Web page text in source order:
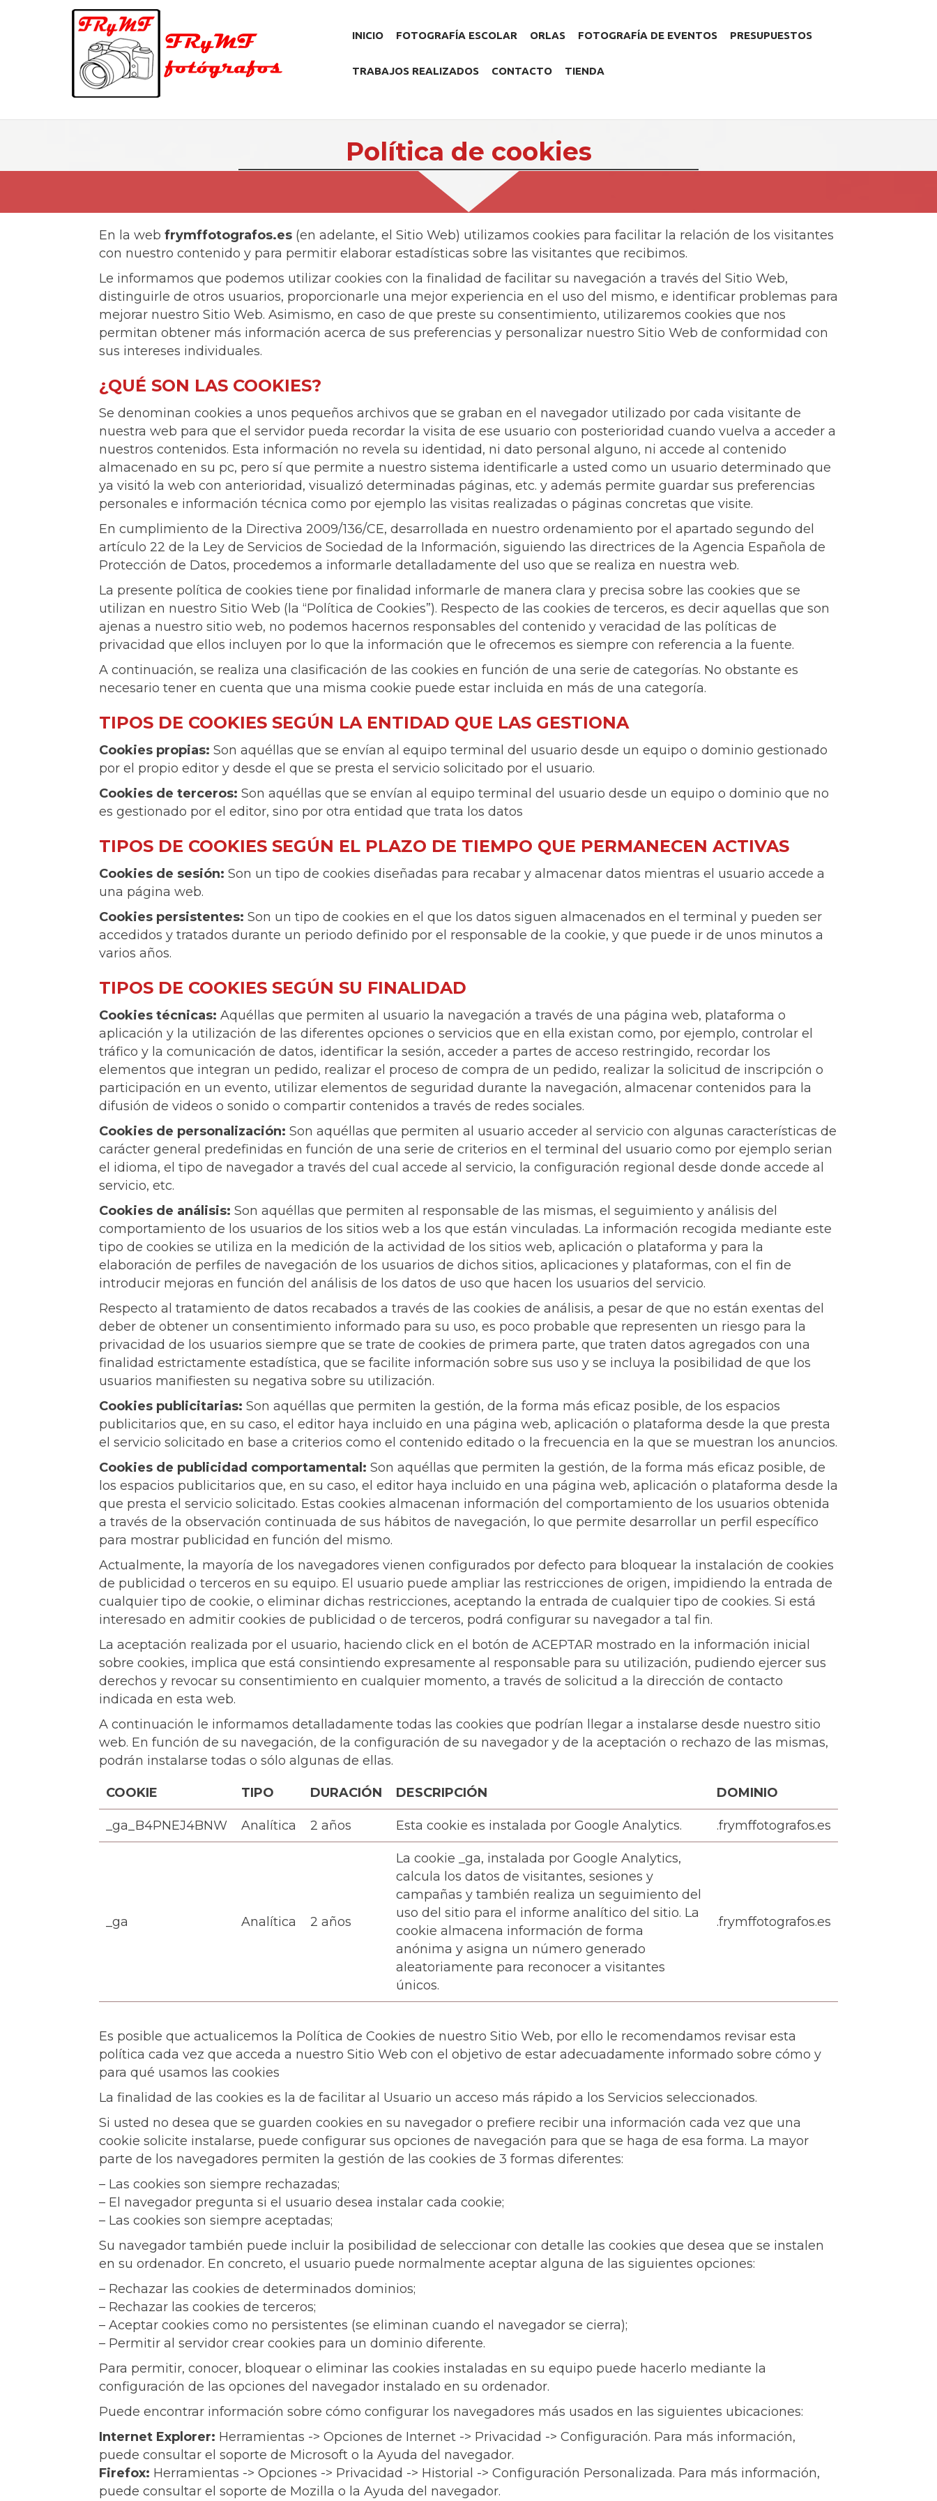
INICIO FOTOGRAFÍA ESCOLAR ORLAS FOTOGRAFÍA DE EVENTOS PRESUPUESTOS
TRABAJOS REALIZADOS CONTACTO TIENDA
Política de cookies
En la web frymffotografos.es (en adelante, el Sitio Web) utilizamos cookies para facilitar la relación de los visitantes
con nuestro contenido y para permitir elaborar estadísticas sobre las visitantes que recibimos.
Le informamos que podemos utilizar cookies con la finalidad de facilitar su navegación a través del Sitio Web,
distinguirle de otros usuarios, proporcionarle una mejor experiencia en el uso del mismo, e identificar problemas para
mejorar nuestro Sitio Web. Asimismo, en caso de que preste su consentimiento, utilizaremos cookies que nos
permitan obtener más información acerca de sus preferencias y personalizar nuestro Sitio Web de conformidad con
sus intereses individuales.
¿QUÉ SON LAS COOKIES?
Se denominan cookies a unos pequeños archivos que se graban en el navegador utilizado por cada visitante de
nuestra web para que el servidor pueda recordar la visita de ese usuario con posterioridad cuando vuelva a acceder a
nuestros contenidos. Esta información no revela su identidad, ni dato personal alguno, ni accede al contenido
almacenado en su pc, pero sí que permite a nuestro sistema identificarle a usted como un usuario determinado que
ya visitó la web con anterioridad, visualizó determinadas páginas, etc. y además permite guardar sus preferencias
personales e información técnica como por ejemplo las visitas realizadas o páginas concretas que visite.
En cumplimiento de la Directiva 2009/136/CE, desarrollada en nuestro ordenamiento por el apartado segundo del
artículo 22 de la Ley de Servicios de Sociedad de la Información, siguiendo las directrices de la Agencia Española de
Protección de Datos, procedemos a informarle detalladamente del uso que se realiza en nuestra web.
La presente política de cookies tiene por finalidad informarle de manera clara y precisa sobre las cookies que se
utilizan en nuestro Sitio Web (la “Política de Cookies”). Respecto de las cookies de terceros, es decir aquellas que son
ajenas a nuestro sitio web, no podemos hacernos responsables del contenido y veracidad de las políticas de
privacidad que ellos incluyen por lo que la información que le ofrecemos es siempre con referencia a la fuente.
A continuación, se realiza una clasificación de las cookies en función de una serie de categorías. No obstante es
necesario tener en cuenta que una misma cookie puede estar incluida en más de una categoría.
TIPOS DE COOKIES SEGÚN LA ENTIDAD QUE LAS GESTIONA
Cookies propias: Son aquéllas que se envían al equipo terminal del usuario desde un equipo o dominio gestionado
por el propio editor y desde el que se presta el servicio solicitado por el usuario.
Cookies de terceros: Son aquéllas que se envían al equipo terminal del usuario desde un equipo o dominio que no
es gestionado por el editor, sino por otra entidad que trata los datos
TIPOS DE COOKIES SEGÚN EL PLAZO DE TIEMPO QUE PERMANECEN ACTIVAS
Cookies de sesión: Son un tipo de cookies diseñadas para recabar y almacenar datos mientras el usuario accede a
una página web.
Cookies persistentes: Son un tipo de cookies en el que los datos siguen almacenados en el terminal y pueden ser
accedidos y tratados durante un periodo definido por el responsable de la cookie, y que puede ir de unos minutos a
varios años.
TIPOS DE COOKIES SEGÚN SU FINALIDAD
Cookies técnicas: Aquéllas que permiten al usuario la navegación a través de una página web, plataforma o
aplicación y la utilización de las diferentes opciones o servicios que en ella existan como, por ejemplo, controlar el
tráfico y la comunicación de datos, identificar la sesión, acceder a partes de acceso restringido, recordar los
elementos que integran un pedido, realizar el proceso de compra de un pedido, realizar la solicitud de inscripción o
participación en un evento, utilizar elementos de seguridad durante la navegación, almacenar contenidos para la
difusión de videos o sonido o compartir contenidos a través de redes sociales.
Cookies de personalización: Son aquéllas que permiten al usuario acceder al servicio con algunas características de
carácter general predefinidas en función de una serie de criterios en el terminal del usuario como por ejemplo serian
el idioma, el tipo de navegador a través del cual accede al servicio, la configuración regional desde donde accede al
servicio, etc.
Cookies de análisis: Son aquéllas que permiten al responsable de las mismas, el seguimiento y análisis del
comportamiento de los usuarios de los sitios web a los que están vinculadas. La información recogida mediante este
tipo de cookies se utiliza en la medición de la actividad de los sitios web, aplicación o plataforma y para la
elaboración de perfiles de navegación de los usuarios de dichos sitios, aplicaciones y plataformas, con el fin de
introducir mejoras en función del análisis de los datos de uso que hacen los usuarios del servicio.
Respecto al tratamiento de datos recabados a través de las cookies de análisis, a pesar de que no están exentas del
deber de obtener un consentimiento informado para su uso, es poco probable que representen un riesgo para la
privacidad de los usuarios siempre que se trate de cookies de primera parte, que traten datos agregados con una
finalidad estrictamente estadística, que se facilite información sobre sus uso y se incluya la posibilidad de que los
usuarios manifiesten su negativa sobre su utilización.
Cookies publicitarias: Son aquéllas que permiten la gestión, de la forma más eficaz posible, de los espacios
publicitarios que, en su caso, el editor haya incluido en una página web, aplicación o plataforma desde la que presta
el servicio solicitado en base a criterios como el contenido editado o la frecuencia en la que se muestran los anuncios.
Cookies de publicidad comportamental: Son aquéllas que permiten la gestión, de la forma más eficaz posible, de
los espacios publicitarios que, en su caso, el editor haya incluido en una página web, aplicación o plataforma desde la
que presta el servicio solicitado. Estas cookies almacenan información del comportamiento de los usuarios obtenida
a través de la observación continuada de sus hábitos de navegación, lo que permite desarrollar un perfil específico
para mostrar publicidad en función del mismo.
Actualmente, la mayoría de los navegadores vienen configurados por defecto para bloquear la instalación de cookies
de publicidad o terceros en su equipo. El usuario puede ampliar las restricciones de origen, impidiendo la entrada de
cualquier tipo de cookie, o eliminar dichas restricciones, aceptando la entrada de cualquier tipo de cookies. Si está
interesado en admitir cookies de publicidad o de terceros, podrá configurar su navegador a tal fin.
La aceptación realizada por el usuario, haciendo click en el botón de ACEPTAR mostrado en la información inicial
sobre cookies, implica que está consintiendo expresamente al responsable para su utilización, pudiendo ejercer sus
derechos y revocar su consentimiento en cualquier momento, a través de solicitud a la dirección de contacto
indicada en esta web.
A continuación le informamos detalladamente todas las cookies que podrían llegar a instalarse desde nuestro sitio
web. En función de su navegación, de la configuración de su navegador y de la aceptación o rechazo de las mismas,
podrán instalarse todas o sólo algunas de ellas.
COOKIE TIPO DURACIÓN DESCRIPCIÓN DOMINIO
_ga_B4PNEJ4BNW Analítica 2 años Esta cookie es instalada por Google Analytics. .frymffotografos.es
_ga Analítica 2 años
La cookie _ga, instalada por Google Analytics,
calcula los datos de visitantes, sesiones y
campañas y también realiza un seguimiento del
uso del sitio para el informe analítico del sitio. La
cookie almacena información de forma
anónima y asigna un número generado
aleatoriamente para reconocer a visitantes
únicos.
.frymffotografos.es
Es posible que actualicemos la Política de Cookies de nuestro Sitio Web, por ello le recomendamos revisar esta
política cada vez que acceda a nuestro Sitio Web con el objetivo de estar adecuadamente informado sobre cómo y
para qué usamos las cookies
La finalidad de las cookies es la de facilitar al Usuario un acceso más rápido a los Servicios seleccionados.
Si usted no desea que se guarden cookies en su navegador o prefiere recibir una información cada vez que una
cookie solicite instalarse, puede configurar sus opciones de navegación para que se haga de esa forma. La mayor
parte de los navegadores permiten la gestión de las cookies de 3 formas diferentes:
– Las cookies son siempre rechazadas;
– El navegador pregunta si el usuario desea instalar cada cookie;
– Las cookies son siempre aceptadas;
Su navegador también puede incluir la posibilidad de seleccionar con detalle las cookies que desea que se instalen
en su ordenador. En concreto, el usuario puede normalmente aceptar alguna de las siguientes opciones:
– Rechazar las cookies de determinados dominios;
– Rechazar las cookies de terceros;
– Aceptar cookies como no persistentes (se eliminan cuando el navegador se cierra);
– Permitir al servidor crear cookies para un dominio diferente.
Para permitir, conocer, bloquear o eliminar las cookies instaladas en su equipo puede hacerlo mediante la
configuración de las opciones del navegador instalado en su ordenador.
Puede encontrar información sobre cómo configurar los navegadores más usados en las siguientes ubicaciones:
Internet Explorer: Herramientas -> Opciones de Internet -> Privacidad -> Configuración. Para más información,
puede consultar el soporte de Microsoft o la Ayuda del navegador.
Firefox: Herramientas -> Opciones -> Privacidad -> Historial -> Configuración Personalizada. Para más información,
puede consultar el soporte de Mozilla o la Ayuda del navegador.